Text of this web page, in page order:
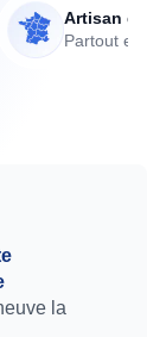
Artisan de
Partout en
la